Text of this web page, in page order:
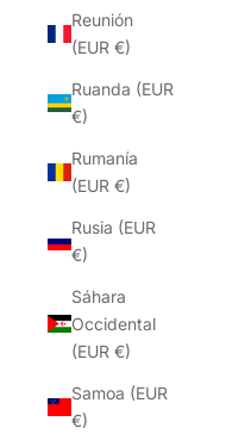
Reunión
(EUR €)
Ruanda (EUR
€)
Rumanía
(EUR €)
Rusia (EUR
€)
Sáhara
Occidental
(EUR €)
Samoa (EUR
€)